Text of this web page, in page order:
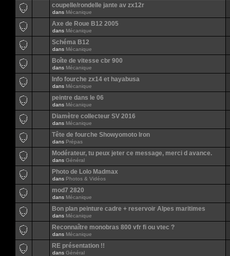
coupelle/rondelle jante av zx12r
dans Mécanique
Axe de Roue B12 2005
dans Mécanique
Schéma B12
dans Mécanique
Boîte de vitesse cbr 900
dans Mécanique
Info fourche zx14 et hayabusa
dans Mécanique
peintre dans le 06
dans Mécanique
Diamètre collecteur SV 2016
dans Mécanique
Tête de fourche Showyomoto Iron
dans Prépas
Modérateur, tu peux jeter ce message, merci d avance.
dans Général
Photo de Lolo Madmax
dans Photos & Vidéos
mod7 2820
dans Mécanique
Bon plan peinture cadre + reservoir Alpes maritimes
dans Mécanique
Reconnaître monobras 800 vfr fi ou vtec ?
dans Mécanique
RE présentation !!
dans Général